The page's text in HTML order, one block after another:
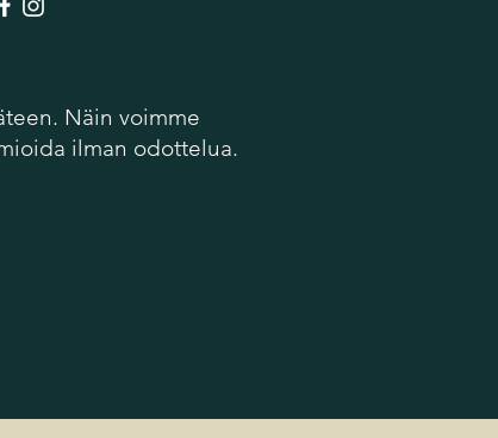
Näin voimme
ilman odottelua.